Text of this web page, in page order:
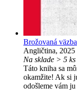
Brožovaná väzba
Angličtina, 2025
Na sklade > 5 ks
Táto kniha sa
okamžite! Ak si
odošleme vám